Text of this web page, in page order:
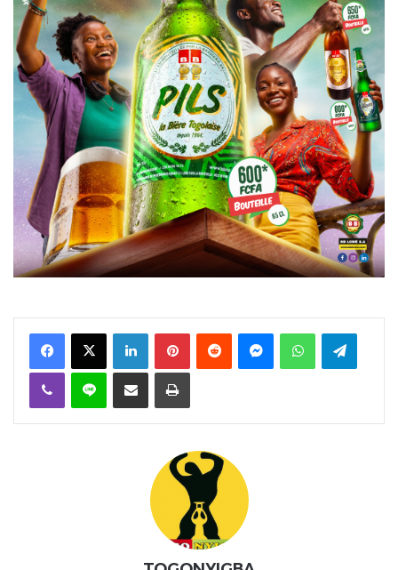
FacebookX Linkedin PinterestReddit MessengerWhatsAppTelegram
Viber Ligne Partager par email Imprimer